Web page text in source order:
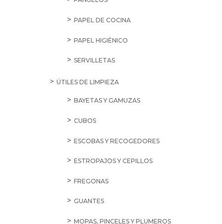
PAPEL DE COCINA
PAPEL HIGIÉNICO
SERVILLETAS
ÚTILES DE LIMPIEZA
BAYETAS Y GAMUZAS
CUBOS
ESCOBAS Y RECOGEDORES
ESTROPAJOS Y CEPILLOS
FREGONAS
GUANTES
MOPAS, PINCELES Y PLUMEROS